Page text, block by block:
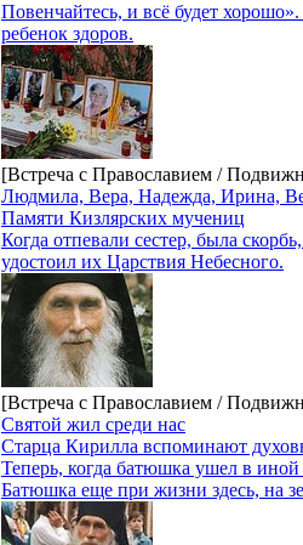
Повенчайтесь, и всё будет
ребенок здоров.
[Встреча с Православием /
Людмила, Вера, Надежда, Ирина,
Памяти Кизлярских мучениц
Когда отпевали сестер, была
удостоил их Царствия Небесного.
[Встреча с Православием /
Святой жил среди нас
Старца Кирилла вспоминают
Теперь, когда батюшка ушел в
Батюшка еще при жизни здесь, на